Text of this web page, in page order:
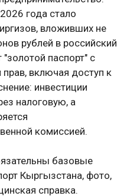
года стало
вложивших не
рублей в российский
паспорт" с
включая доступ к
инвестиции
налоговую, а
комиссией.
базовые
Кыргызстана, фото,
справка.